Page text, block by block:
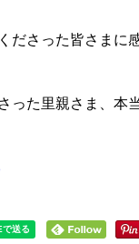
ださった皆さまに
った里親さま、本